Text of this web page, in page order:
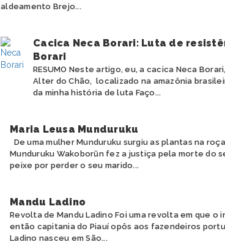
aldeamento Brejo...
Cacica Neca Borari: Luta de
Borari
RESUMO Neste artigo, eu, a cacica Neca
Alter do Chão, localizado na amazônia
da minha história de luta Faço...
Maria Leusa Munduruku
De uma mulher Munduruku surgiu as plantas na
Munduruku Wakoborũn fez a justiça pela morte do
peixe por perder o seu marido...
Mandu Ladino
Revolta de Mandu Ladino Foi uma revolta em que o
então capitania do Piauí opôs aos fazendeiros
Ladino nasceu em São...